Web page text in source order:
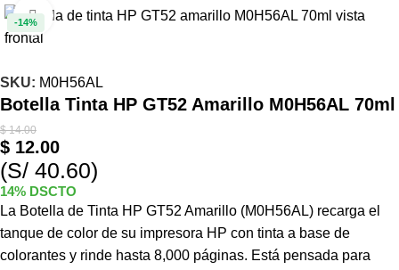
-14% Haga clic para ampliar
SKU: M0H56AL
Botella Tinta HP GT52 Amarillo M0H56AL 70ml
$14.00
$ 12.00
(S/ 40.60)
14% DSCTO
La Botella de Tinta HP GT52 Amarillo (M0H56AL) recarga el
tanque de color de su impresora HP con tinta a base de
colorantes y rinde hasta 8,000 páginas. Está pensada para